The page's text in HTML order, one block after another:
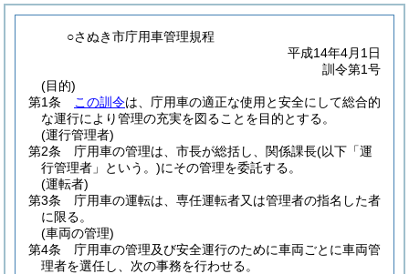
○さぬき市庁用車管理規程
平成14年4月1日
訓令第1号
(目的)
第1条
この訓令は、庁用車の適正な使用と安全にして総合的
な運行により管理の充実を図ることを目的とする。
(運行管理者)
第2条
庁用車の管理は、市長が総括し、関係課長(以下「運
行管理者」という。)にその管理を委託する。
(運転者)
第3条
庁用車の運転は、専任運転者又は管理者の指名した者
に限る。
(車両の管理)
第4条
庁用車の管理及び安全運行のために車両ごとに車両管
理者を選任し、次の事務を行わせる。